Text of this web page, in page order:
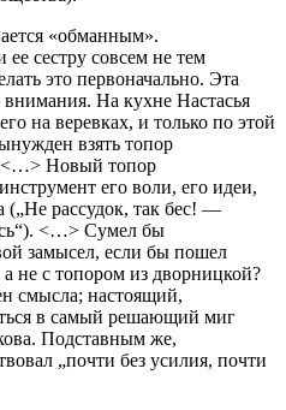
«обманным».
ее сестру совсем не тем
это первоначально. Эта
внимания. На кухне Настасья
на веревках, и только по этой
взять топор
<…> Новый топор
его воли, его идеи,
(„Не рассудок, так бес! —
<…> Сумел бы
замысел, если бы пошел
не с топором из дворницкой?
смысла; настоящий,
в самый решающий миг
Подставным же,
„почти без усилия, почти